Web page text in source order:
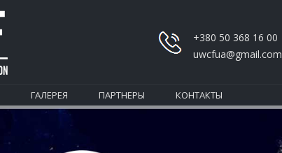
+380 50 368 16 00
uwcfua@gmail.com
ГАЛЕРЕЯ ПАРТНЕРЫ КОНТАКТЫ